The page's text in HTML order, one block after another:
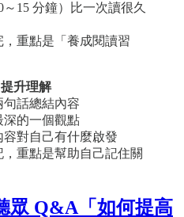
15 分鐘）比一次讀很久
重點是「養成閱讀習
升理解
話總結內容
的一個觀點
對自己有什麼啟發
重點是幫助自己記住關
眾 Q&A「如何提高